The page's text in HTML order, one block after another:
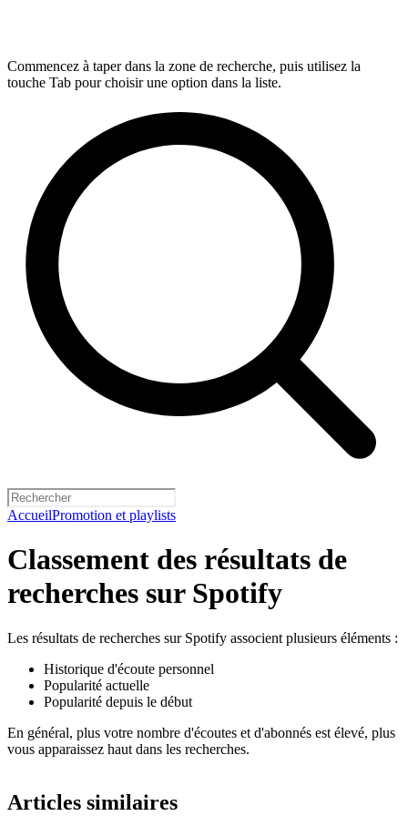
Commencez à taper dans la zone de recherche, puis utilisez la
touche Tab pour choisir une option dans la liste.
AccueilPromotion et playlists
Classement des résultats de
recherches sur Spotify
Les résultats de recherches sur Spotify associent plusieurs éléments :
Historique d'écoute personnel
Popularité actuelle
Popularité depuis le début
En général, plus votre nombre d'écoutes et d'abonnés est élevé, plus
vous apparaissez haut dans les recherches.
Articles similaires